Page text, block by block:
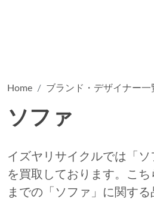
Home ブランド・デザイナー一
ソファ
イズヤリサイクルでは「
を買取しております。こ
までの「ソファ」に関す